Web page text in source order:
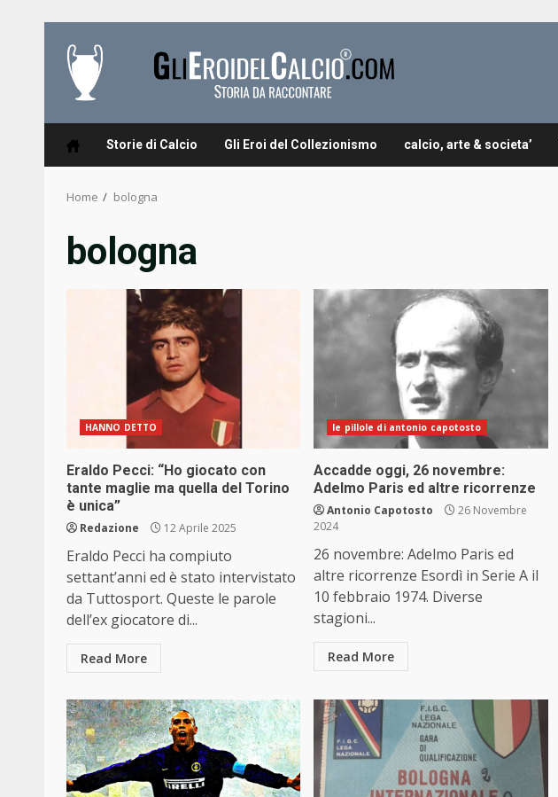
content
Storie di Calcio Gli Eroi del Collezionismo calcio, arte & societa’
Home bologna
bologna
HANNO DETTO
Eraldo Pecci: “Ho giocato con
tante maglie ma quella del Torino
è unica”
Redazione 12 Aprile 2025
Eraldo Pecci ha compiuto
settant’anni ed è stato intervistato
da Tuttosport. Queste le parole
dell’ex giocatore di...
Read More
le pillole di antonio capotosto
Accadde oggi, 26 novembre:
Adelmo Paris ed altre ricorrenze
Antonio Capotosto
26 Novembre
2024
26 novembre: Adelmo Paris ed
altre ricorrenze Esordì in Serie A il
10 febbraio 1974. Diverse
stagioni...
Read More